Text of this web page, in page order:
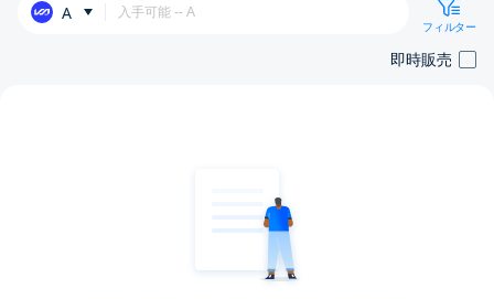
A
フィルター
即時販売